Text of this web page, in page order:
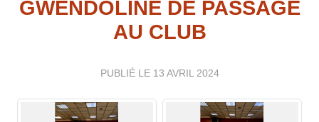
GWENDOLINE DE PASSAGE
AU CLUB
PUBLIÉ LE 13 AVRIL 2024